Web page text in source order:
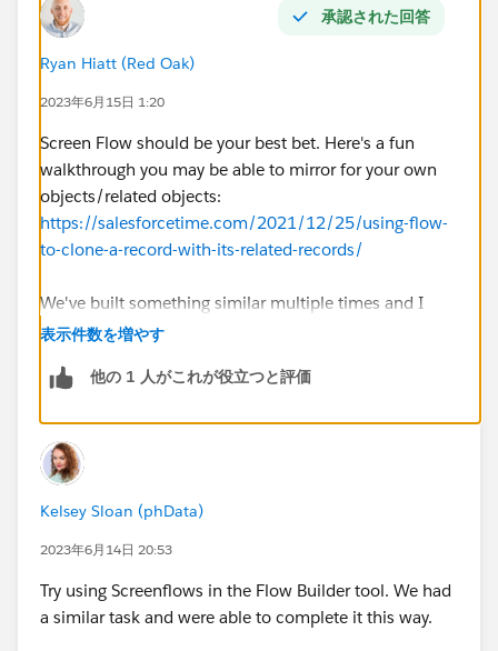
承認された回答
Ryan Hiatt (Red Oak)
2023年6月15日 1:20
Screen Flow should be your best bet. Here's a fun
walkthrough you may be able to mirror for your own
objects/related objects:
https://salesforcetime.com/2021/12/25/using-flow-
to-clone-a-record-with-its-related-records/
We've built something similar multiple times and I
wish I had this walkthrough the first time.
表示件数を増やす
他の 1 人がこれが役立つと評価
Kelsey Sloan (phData)
2023年6月14日 20:53
Try using Screenflows in the Flow Builder tool. We had
a similar task and were able to complete it this way.